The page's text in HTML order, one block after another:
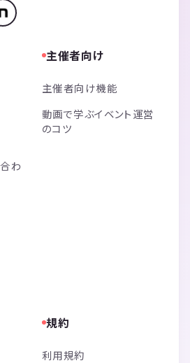
わ
主催者向け
主催者向け機能
動画で学ぶイベント運営
のコツ
規約
利用規約